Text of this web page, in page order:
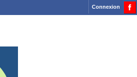
Connexion